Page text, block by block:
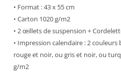
• Format : 43 x 55 cm
• Carton 1020 g/m2
• 2 œillets de suspension +
• Impression calendaire : 2
rouge et noir, ou gris et noir, ou
g/m2